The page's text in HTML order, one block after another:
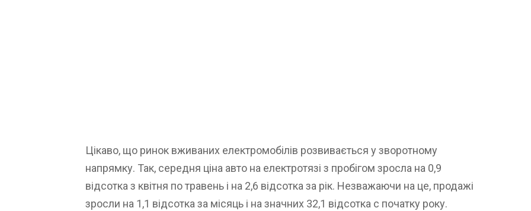
Цікаво, що ринок вживаних електромобілів розвивається у зворотному
напрямку. Так, середня ціна авто на електротязі з пробігом зросла на 0,9
відсотка з квітня по травень і на 2,6 відсотка за рік. Незважаючи на це, продажі
зросли на 1,1 відсотка за місяць і на значних 32,1 відсотка с початку року.